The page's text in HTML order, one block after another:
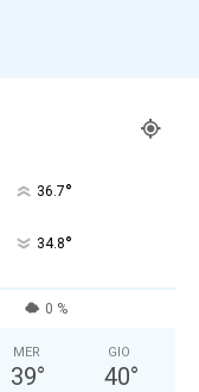
36.7°
34.8°
0 %
MER
39°
GIO
40°